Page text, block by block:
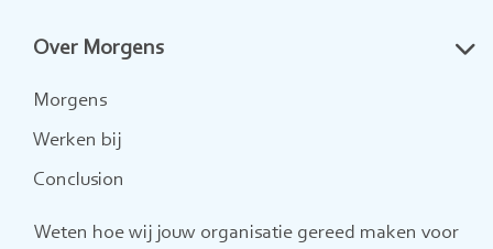
Over Morgens
Morgens
Werken bij
Conclusion
Weten hoe wij jouw organisatie gereed maken voor